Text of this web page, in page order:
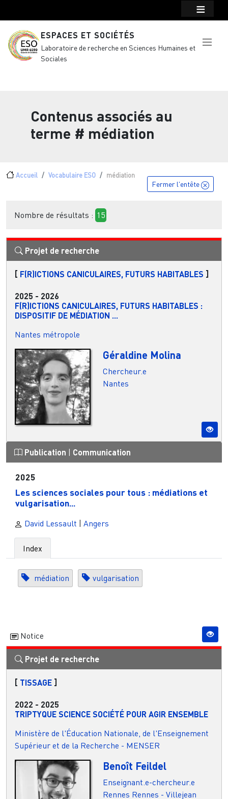
ESPACES ET SOCIÉTÉS
Laboratoire de recherche en Sciences Humaines et
Sociales
Contenus associés au
terme # médiation
Fil d'Ariane
Accueil Vocabulaire ESO médiation
Fermer l'entête
Nombre de résultats : 15
Projet de recherche
[ F(R)ICTIONS CANICULAIRES, FUTURS HABITABLES ]
2025 - 2026
F(R)ICTIONS CANICULAIRES, FUTURS HABITABLES :
DISPOSITIF DE MÉDIATION ...
Nantes métropole
Géraldine Molina
Chercheur.e
Nantes
Publication Communication
2025
Les sciences sociales pour tous : médiations et
vulgarisation...
David Lessault | Angers
Index
médiation vulgarisation
Notice
Projet de recherche
[ TISSAGE ]
2022 - 2025
TRIPTYQUE SCIENCE SOCIÉTÉ POUR AGIR ENSEMBLE
Ministère de l'Éducation Nationale, de l'Enseignement
Supérieur et de la Recherche - MENSER
Benoît Feildel
Enseignant.e-chercheur.e
Rennes Rennes - Villejean